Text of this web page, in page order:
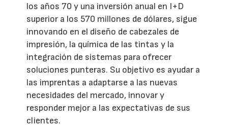
los años 70 y una inversión anual en I+D
superior a los 570 millones de dólares, sigue
innovando en el diseño de cabezales de
impresión, la química de las tintas y la
integración de sistemas para ofrecer
soluciones punteras. Su objetivo es ayudar a
las imprentas a adaptarse a las nuevas
necesidades del mercado, innovar y
responder mejor a las expectativas de sus
clientes.